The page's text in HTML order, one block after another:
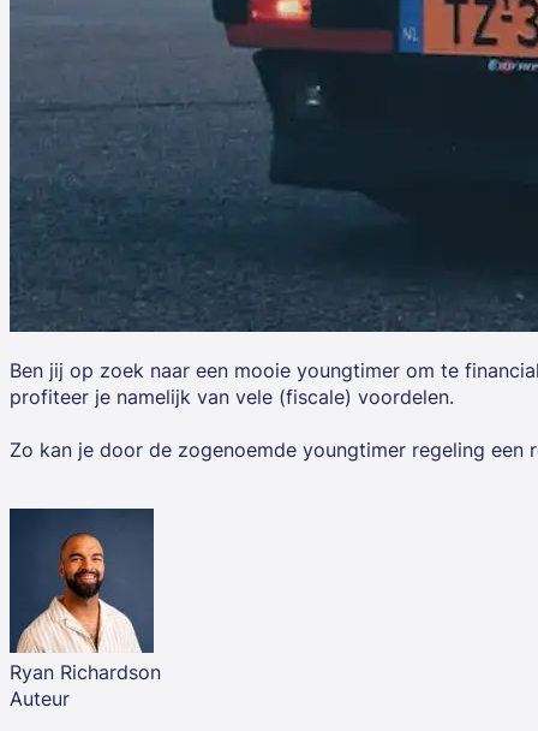
Ben jij op zoek naar een mooie youngtimer om te
profiteer je namelijk van vele (fiscale) voordelen.
Zo kan je door de zogenoemde youngtimer regeling
Ryan Richardson
Auteur